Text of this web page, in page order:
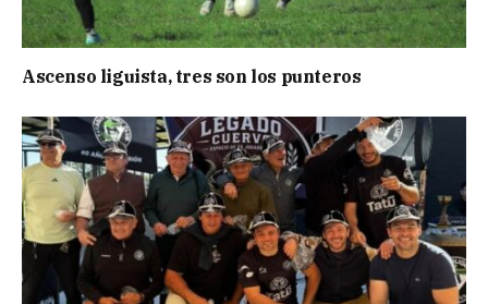
Ascenso liguista, tres son los punteros